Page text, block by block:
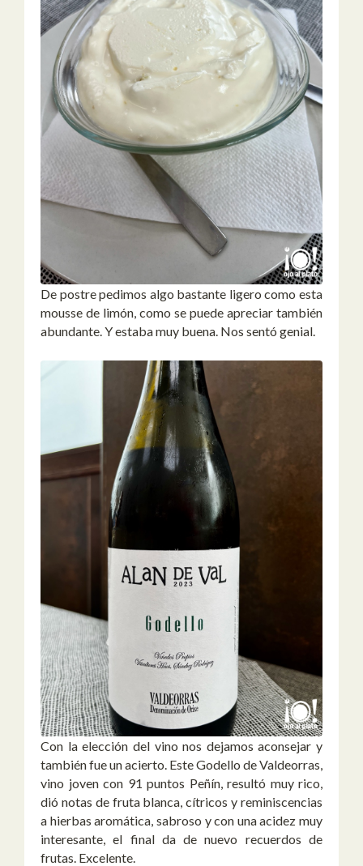
De postre pedimos algo bastante ligero como esta
mousse de limón, como se puede apreciar también
abundante. Y estaba muy buena. Nos sentó genial.
Con la elección del vino nos dejamos aconsejar y
también fue un acierto. Este Godello de Valdeorras,
vino joven con 91 puntos Peñín, resultó muy rico,
dió notas de fruta blanca, cítricos y reminiscencias
a hierbas aromática, sabroso y con una acidez muy
interesante, el final da de nuevo recuerdos de
frutas. Excelente.